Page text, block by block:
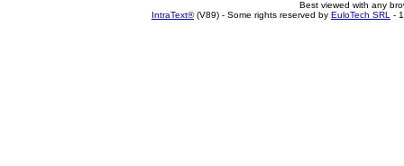
Best viewed with any
IntraText®(V89) - Some rights reserved by EuloTech SRL -